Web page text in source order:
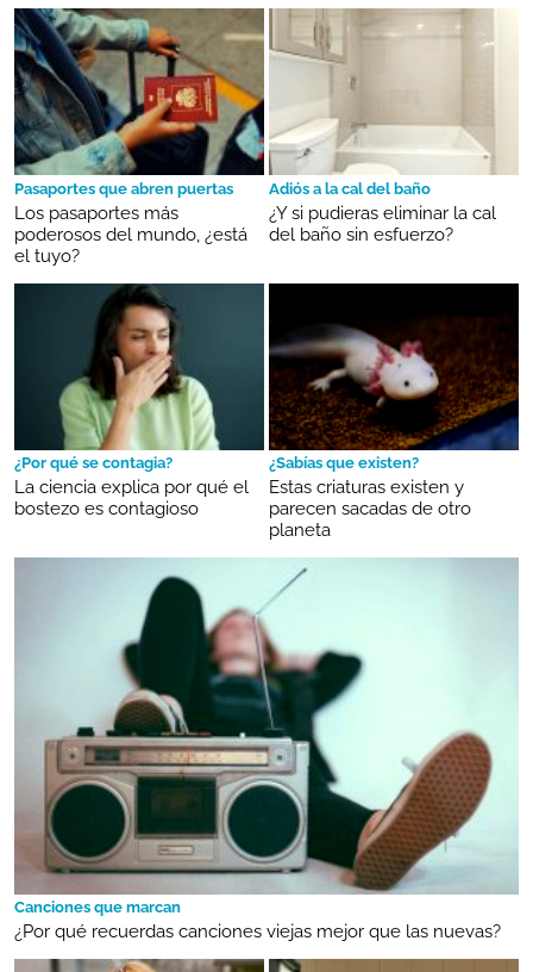
Pasaportes que abren puertas
Los pasaportes más
poderosos del mundo, ¿está
el tuyo?
Adiós a la cal del baño
¿Y si pudieras eliminar la cal
del baño sin esfuerzo?
¿Por qué se contagia?
La ciencia explica por qué el
bostezo es contagioso
¿Sabías que existen?
Estas criaturas existen y
parecen sacadas de otro
planeta
Canciones que marcan
¿Por qué recuerdas canciones viejas mejor que las nuevas?